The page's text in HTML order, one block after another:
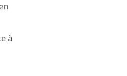
à